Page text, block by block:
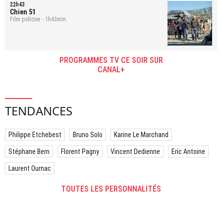
22h43
Chien 51
Film policier - 1h43min.
PROGRAMMES TV CE SOIR SUR
CANAL+
TENDANCES
Philippe Etchebest Bruno Solo Karine Le Marchand
Stéphane Bern Florent Pagny Vincent Dedienne Eric Antoine
Laurent Ournac
TOUTES LES PERSONNALITÉS